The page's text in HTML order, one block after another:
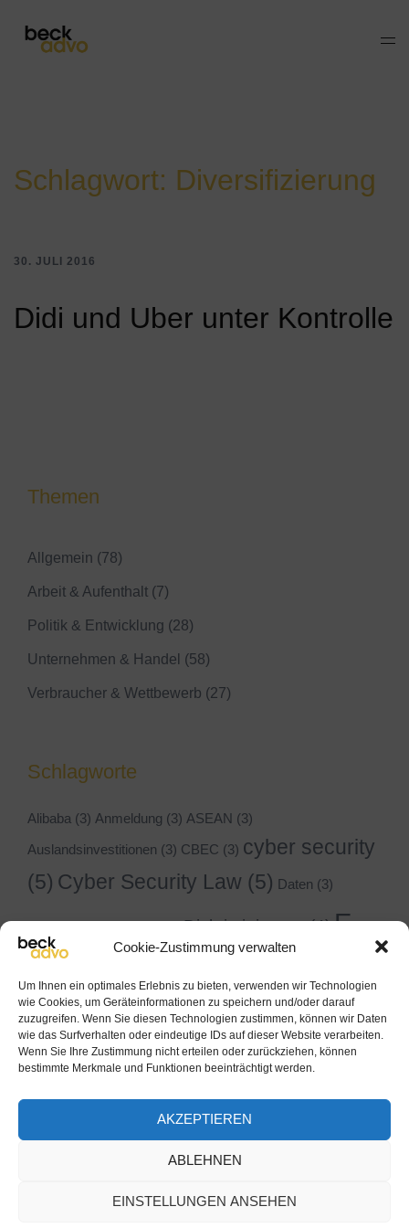
Cookie-Zustimmung verwalten
Um Ihnen ein optimales Erlebnis zu bieten, verwenden wir Technologien
wie Cookies, um Geräteinformationen zu speichern und/oder darauf
zuzugreifen. Wenn Sie diesen Technologien zustimmen, können wir Daten
wie das Surfverhalten oder eindeutige IDs auf dieser Website verarbeiten.
Wenn Sie Ihre Zustimmung nicht erteilen oder zurückziehen, können
bestimmte Merkmale und Funktionen beeinträchtigt werden.
AKZEPTIEREN
ABLEHNEN
EINSTELLUNGEN ANSEHEN
Inhalt
Schlagwort: Diversifizierung
30. JULI 2016
Didi und Uber unter Kontrolle
Themen
Allgemein (78)
Arbeit & Aufenthalt (7)
Politik & Entwicklung (28)
Unternehmen & Handel (58)
Verbraucher & Wettbewerb (27)
Schlagworte
Alibaba (3) Anmeldung (3) ASEAN (3)
Auslandsinvestitionen (3) CBEC (3) cyber security
(5) Cyber Security Law (5) Daten (3)
Diskriminierung(4)E-
Commerce
(4)
Geistiges Eigentum(2) GmbH (3) Gründung(6)
Hongkong (3) international(3) Internet(6)
Sicherheitsgesetz(5) Markenrecht
Registrierung(4)